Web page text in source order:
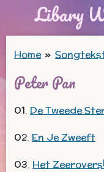
hoofdinhoud
Libary
Home »
Peter Pan
01. De Tweede
02. En Je Zweeft
03. Het